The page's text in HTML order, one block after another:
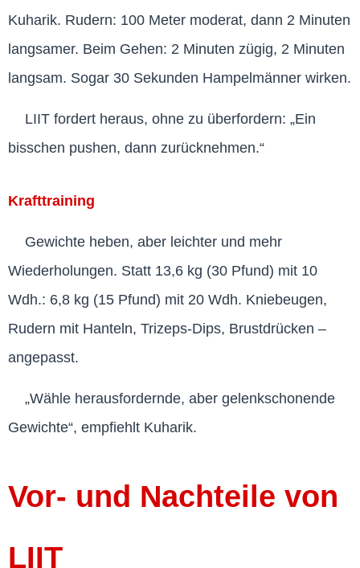
Kuharik. Rudern: 100 Meter moderat, dann 2 Minuten
langsamer. Beim Gehen: 2 Minuten zügig, 2 Minuten
langsam. Sogar 30 Sekunden Hampelmänner wirken.
LIIT fordert heraus, ohne zu überfordern: „Ein
bisschen pushen, dann zurücknehmen.“
Krafttraining
Gewichte heben, aber leichter und mehr
Wiederholungen. Statt 13,6 kg (30 Pfund) mit 10
Wdh.: 6,8 kg (15 Pfund) mit 20 Wdh. Kniebeugen,
Rudern mit Hanteln, Trizeps-Dips, Brustdrücken –
angepasst.
„Wähle herausfordernde, aber gelenkschonende
Gewichte“, empfiehlt Kuharik.
Vor- und Nachteile von
LIIT